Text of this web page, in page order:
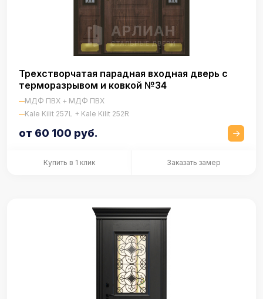
Трехстворчатая парадная входная дверь с
терморазрывом и ковкой №34
МДФ ПВХ + МДФ ПВХ
Kale Kilit 257L + Kale Kilit 252R
от 60 100 руб.
Купить в 1 клик Заказать замер